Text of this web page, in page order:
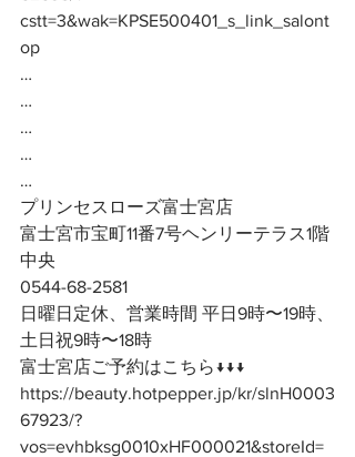
cstt=3&wak=KPSE500401_s_link_salont
op
…
…
…
…
…
プリンセスローズ富士宮店
富士宮市宝町11番7号ヘンリーテラス1階
中央
0544-68-2581
日曜日定休、営業時間 平日9時〜19時、
土日祝9時〜18時
富士宮店ご予約はこちら↓↓↓
https://beauty.hotpepper.jp/kr/slnH0003
67923/?
vos=evhbksg0010xHF000021&storeId=